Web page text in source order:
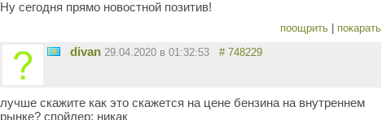
Ну сегодня прямо новостной позитив!
поощрить покарать
divan 29.04.2020 в 01:32:53 # 748229
лучше скажите как это скажется на цене бензина на внутреннем
рынке? спойлер: никак